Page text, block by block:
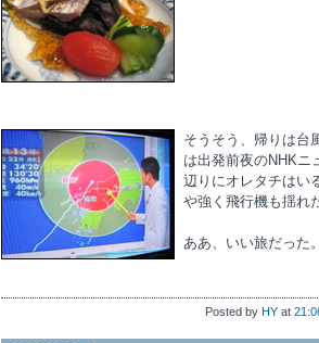
そうそう、帰りは台
は出発前夜のNHKニ
辺りにオレタチはい
や強く飛行機も揺れ
ああ、いい旅だった。
Posted by HY at